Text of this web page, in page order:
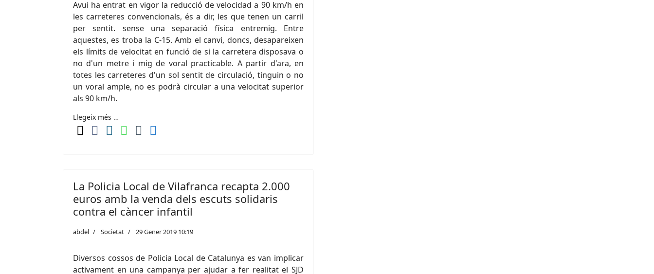
Avui ha entrat en vigor la reducció de velocidad a 90 km/h en
les carreteres convencionals, és a dir, les que tenen un carril
per sentit. sense una separació física entremig. Entre
aquestes, es troba la C-15. Amb el canvi, doncs, desapareixen
els límits de velocitat en funció de si la carretera disposava o
no d'un metre i mig de voral practicable. A partir d'ara, en
totes les carreteres d'un sol sentit de circulació, tinguin o no
un voral ample, no es podrà circular a una velocitat superior
als 90 km/h.
Llegeix més …
La Policia Local de Vilafranca recapta 2.000
euros amb la venda dels escuts solidaris
contra el càncer infantil
abdel Societat 29 Gener 2019 10:19
Diversos cossos de Policia Local de Catalunya es van implicar
activament en una campanya per ajudar a fer realitat el SJD